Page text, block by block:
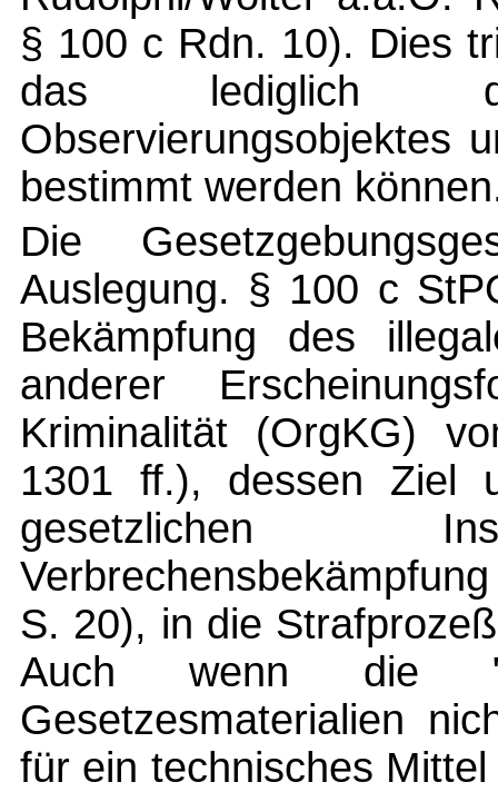
§ 100 c Rdn. 10). Dies
das lediglich
Observierungsobjektes
bestimmt werden
Die
Auslegung. § 100 c
Bekämpfung des
anderer
Kriminalität (OrgKG)
1301 ff.), dessen Ziel
gesetzlichen
S. 20), in die
Auch wenn die
Gesetzesmaterialien
für ein technisches